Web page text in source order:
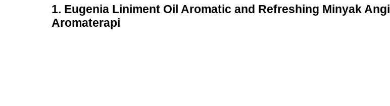
1. Eugenia Liniment Oil Aromatic and Refreshing Minyak
Aromaterapi